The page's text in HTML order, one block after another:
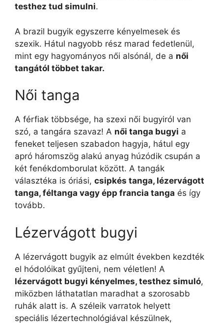
testhez tud simulni.
A brazil bugyik egyszerre kényelmesek és
szexik. Hátul nagyobb rész marad fedetlenül,
mint egy hagyományos női alsónál, de a női
tangától többet takar.
Női tanga
A férfiak többsége, ha szexi női bugyiról van
szó, a tangára szavaz! A női tanga bugyi a
feneket teljesen szabadon hagyja, hátul egy
apró háromszög alakú anyag húzódik csupán a
két fenékdomborulat között. A tangák
választéka is óriási, csipkés tanga, lézervágott
tanga, féltanga vagy épp francia tanga és így
tovább.
Lézervágott bugyi
A lézervágott bugyik az elmúlt években kezdték
el hódolóikat gyűjteni, nem véletlen! A
lézervágott bugyi kényelmes, testhez simuló,
miközben láthatatlan maradhat a szorosabb
ruhák alatt is. A széleik varratok helyett
speciális lézertechnológiával készülnek,